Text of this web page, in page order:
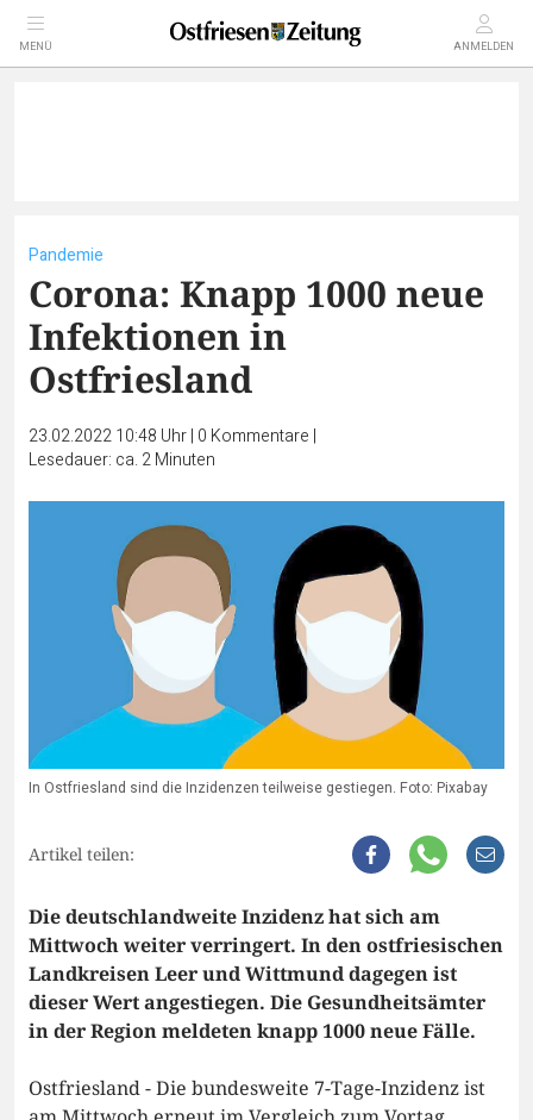
MENÜ ANMELDEN
Pandemie
Corona: Knapp 1000 neue
Infektionen in
Ostfriesland
23.02.2022 10:48 Uhr| 0 Kommentare |
Lesedauer: ca. 2 Minuten
In Ostfriesland sind die Inzidenzen teilweise gestiegen. Foto: Pixabay
Artikel teilen:
Die deutschlandweite Inzidenz hat sich am
Mittwoch weiter verringert. In den ostfriesischen
Landkreisen Leer und Wittmund dagegen ist
dieser Wert angestiegen. Die Gesundheitsämter
in der Region meldeten knapp 1000 neue Fälle.
Ostfriesland - Die bundesweite 7-Tage-Inzidenz ist